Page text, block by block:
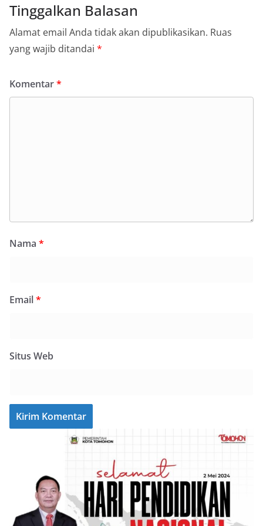
Tinggalkan Balasan
Alamat email Anda tidak akan dipublikasikan. Ruas
yang wajib ditandai *
Komentar*
Nama *
Email*
Situs Web